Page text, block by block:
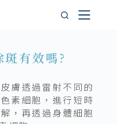
有效嗎?
膚透過雷射不同的
素細胞，進行短時
，再透過身體細胞